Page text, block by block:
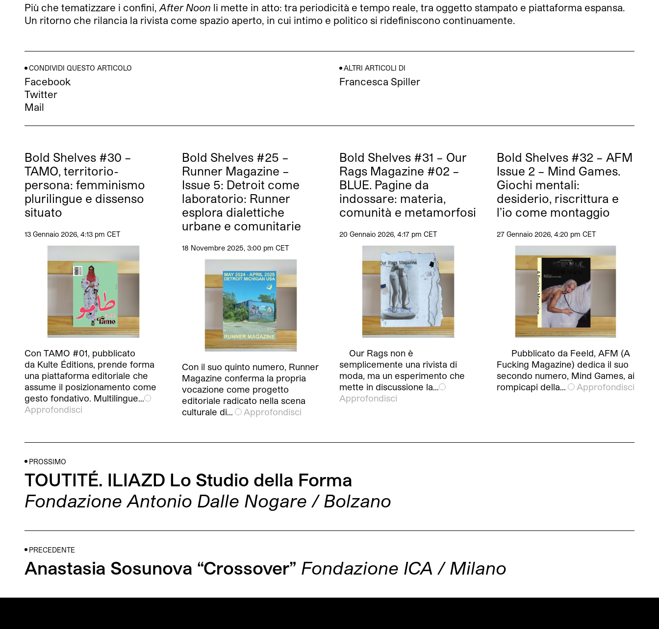
Più che tematizzare i confini, After Noon li mette in atto: tra periodicità e tempo reale, tra oggetto stampato e piattaforma espansa.
Un ritorno che rilancia la rivista come spazio aperto, in cui intimo e politico si ridefiniscono continuamente.
CONDIVIDI QUESTO ARTICOLO
Facebook
Twitter
Mail
ALTRI ARTICOLI DI
Francesca Spiller
Bold Shelves #30 –
TAMO, territorio-
persona: femminismo
plurilingue e dissenso
situato
13 Gennaio 2026, 4:13 pm CET
Con TAMO #01, pubblicato
da Kulte Éditions, prende forma
una piattaforma editoriale che
assume il posizionamento come
gesto fondativo. Multilingue…
Approfondisci
Bold Shelves #25 –
Runner Magazine –
Issue 5: Detroit come
laboratorio: Runner
esplora dialettiche
urbane e comunitarie
18 Novembre 2025, 3:00 pm CET
Con il suo quinto numero, Runner
Magazine conferma la propria
vocazione come progetto
editoriale radicato nella scena
culturale di…
Approfondisci
Bold Shelves #31 – Our
Rags Magazine #02 –
BLUE. Pagine da
indossare: materia,
comunità e metamorfosi
20 Gennaio 2026, 4:17 pm CET
Our Rags non è
semplicemente una rivista di
moda, ma un esperimento che
mette in discussione la…
Approfondisci
Bold Shelves #32 – AFM
Issue 2 – Mind Games.
Giochi mentali:
desiderio, riscrittura e
l’io come montaggio
27 Gennaio 2026, 4:20 pm CET
Pubblicato da Feeld, AFM (A
Fucking Magazine) dedica il suo
secondo numero, Mind Games, ai
rompicapi della…
Approfondisci
PROSSIMO
TOUTITÉ. ILIAZD Lo Studio della Forma
Fondazione Antonio Dalle Nogare / Bolzano
PRECEDENTE
Anastasia Sosunova “Crossover” Fondazione ICA / Milano